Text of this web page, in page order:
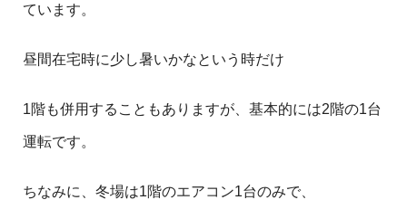
ています。
昼間在宅時に少し暑いかなという時だけ
1階も併用することもありますが、基本的には2階の1台
運転です。
ちなみに、冬場は1階のエアコン1台のみで、